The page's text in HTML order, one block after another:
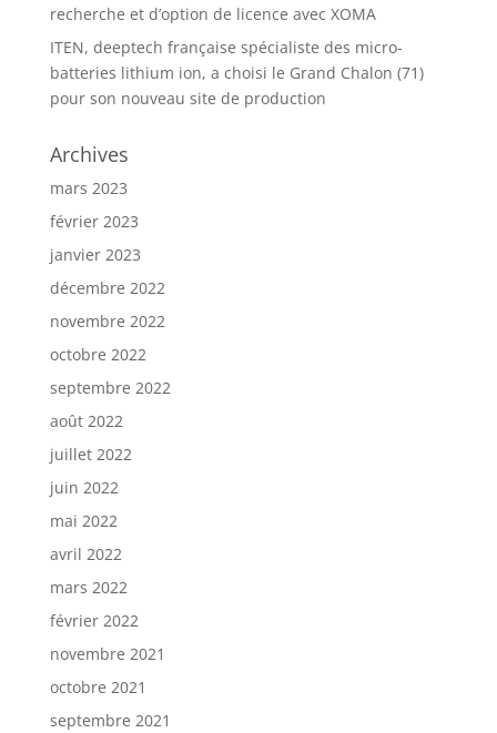
recherche et d’option de licence avec XOMA
ITEN, deeptech française spécialiste des micro-
batteries lithium ion, a choisi le Grand Chalon (71)
pour son nouveau site de production
Archives
mars 2023
février 2023
janvier 2023
décembre 2022
novembre 2022
octobre 2022
septembre 2022
août 2022
juillet 2022
juin 2022
mai 2022
avril 2022
mars 2022
février 2022
novembre 2021
octobre 2021
septembre 2021